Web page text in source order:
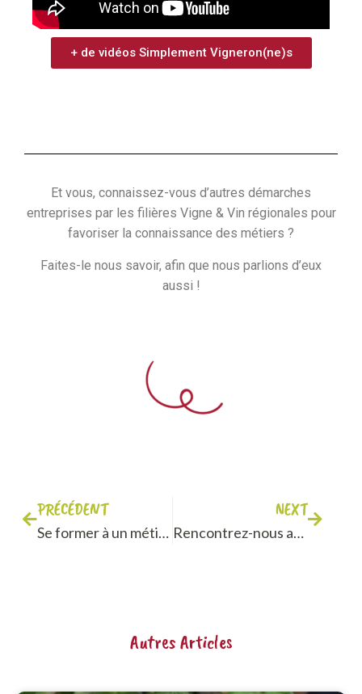
+ de vidéos Simplement Vigneron(ne)s
Et vous, connaissez-vous d’autres démarches
entreprises par les filières Vigne & Vin régionales pour
favoriser la connaissance des métiers ?
Faites-le nous savoir, afin que nous parlions d’eux
aussi !
PRÉCÉDENT
Se former à un métier par le biais d’un contrat d’apprentissage en alternance
NEXT
Rencontrez-nous au Village des recruteurs 2022 pour parler de votre avenir professionnel !
Autres Articles